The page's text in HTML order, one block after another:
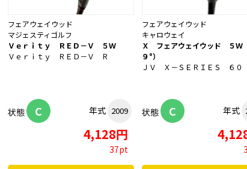
フェアウェイウッド
マジェスティゴルフ
Ｖｅｒｉｔｙ ＲＥＤ－Ｖ ５Ｗ
Ｖｅｒｉｔｙ ＲＥＤ－Ｖ Ｒ
状態 C 年式 2009
4,128円
37pt
フェアウェイウッド
キャロウェイ
Ｘ フェアウェイウッド ５Ｗ
９°）
ＪＶ Ｘ－ＳＥＲＩＥＳ ６０
状態 C 年式